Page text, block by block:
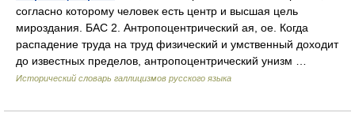
согласно которому человек есть центр и высшая цель
мироздания. БАС 2. Антропоцентрический ая, ое. Когда
распадение труда на труд физический и умственный доходит
до известных пределов, антропоцентрический унизм …
Исторический словарь галлицизмов русского языка